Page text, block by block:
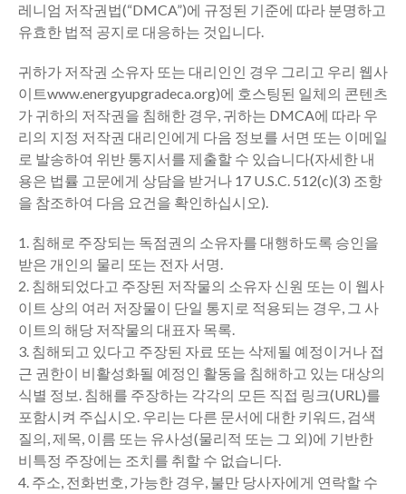
레니엄 저작권법(“DMCA”)에 규정된 기준에 따라 분명하고
유효한 법적 공지로 대응하는 것입니다.
귀하가 저작권 소유자 또는 대리인인 경우 그리고 우리 웹사
이트www.energyupgradeca.org)에 호스팅된 일체의 콘텐츠
가 귀하의 저작권을 침해한 경우, 귀하는 DMCA에 따라 우
리의 지정 저작권 대리인에게 다음 정보를 서면 또는 이메일
로 발송하여 위반 통지서를 제출할 수 있습니다(자세한 내
용은 법률 고문에게 상담을 받거나 17 U.S.C. 512(c)(3) 조항
을 참조하여 다음 요건을 확인하십시오).
1. 침해로 주장되는 독점권의 소유자를 대행하도록 승인을
받은 개인의 물리 또는 전자 서명.
2. 침해되었다고 주장된 저작물의 소유자 신원 또는 이 웹사
이트 상의 여러 저장물이 단일 통지로 적용되는 경우, 그 사
이트의 해당 저작물의 대표자 목록.
3. 침해되고 있다고 주장된 자료 또는 삭제될 예정이거나 접
근 권한이 비활성화될 예정인 활동을 침해하고 있는 대상의
식별 정보. 침해를 주장하는 각각의 모든 직접 링크(URL)를
포함시켜 주십시오. 우리는 다른 문서에 대한 키워드, 검색
질의, 제목, 이름 또는 유사성(물리적 또는 그 외)에 기반한
비특정 주장에는 조치를 취할 수 없습니다.
4. 주소, 전화번호, 가능한 경우, 불만 당사자에게 연락할 수